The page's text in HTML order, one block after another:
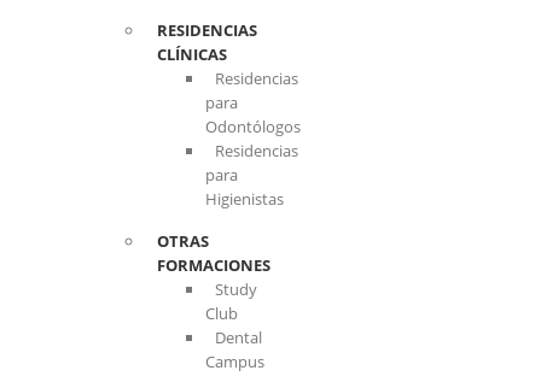
RESIDENCIAS
CLÍNICAS
Residencias
para
Odontólogos
Residencias
para
Higienistas
OTRAS
FORMACIONES
Study
Club
Dental
Campus